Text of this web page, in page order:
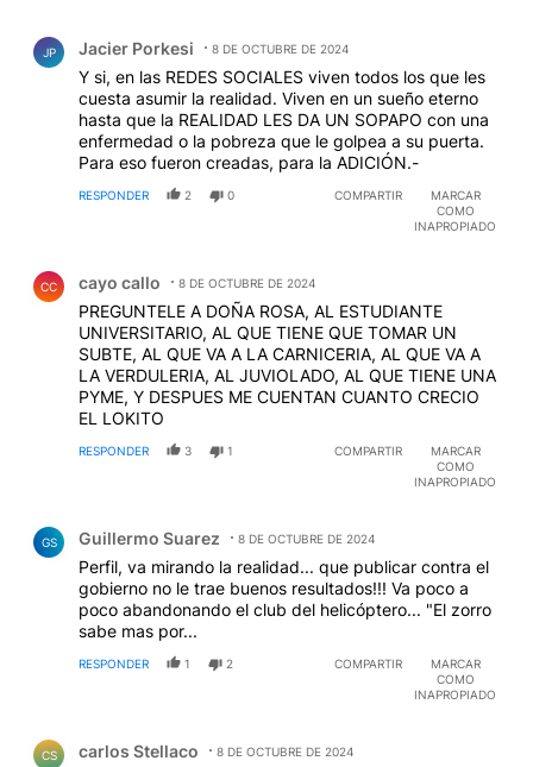
JP Jacier Porkesi 8 DE OCTUBRE DE 2024
Y si, en las REDES SOCIALES viven todos los que les
cuesta asumir la realidad. Viven en un sueño eterno
hasta que la REALIDAD LES DA UN SOPAPO con una
enfermedad o la pobreza que le golpea a su puerta.
Para eso fueron creadas, para la ADICIÓN.-
RESPONDER 2 0 COMPARTIR
MARCAR
COMO
INAPROPIADO
CC cayo callo 8 DE OCTUBRE DE 2024
PREGUNTELE A DOÑA ROSA, AL ESTUDIANTE
UNIVERSITARIO, AL QUE TIENE QUE TOMAR UN
SUBTE, AL QUE VA A LA CARNICERIA, AL QUE VA A
LA VERDULERIA, AL JUVIOLADO, AL QUE TIENE UNA
PYME, Y DESPUES ME CUENTAN CUANTO CRECIO
EL LOKITO
RESPONDER 3 1 COMPARTIR
MARCAR
COMO
INAPROPIADO
GS Guillermo Suarez 8 DE OCTUBRE DE 2024
Perfil, va mirando la realidad... que publicar contra el
gobierno no le trae buenos resultados!!! Va poco a
poco abandonando el club del helicóptero... "El zorro
sabe mas por...
RESPONDER 1 2 COMPARTIR
MARCAR
COMO
INAPROPIADO
CS carlos Stellaco 8 DE OCTUBRE DE 2024